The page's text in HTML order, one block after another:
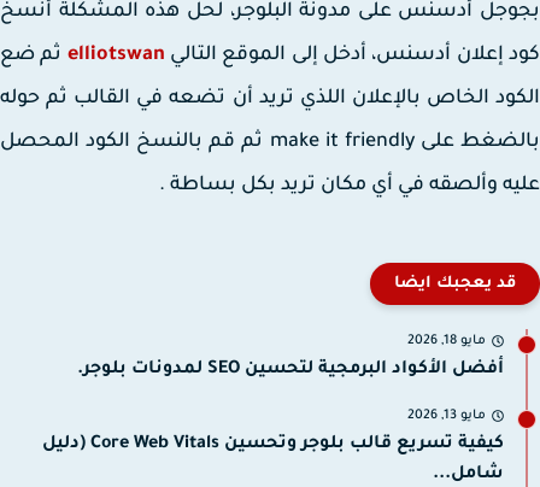
أدسنس على مدونة البلوجر، لحل هذه المشكلة أنسخ
إعلان أدسنس، أدخل إلى الموقع التاليelliotswanثم ضع
الخاص بالإعلان اللذي تريد أن تضعه في القالب ثم حوله
بالضغط على make it friendly ثم قم بالنسخ الكود المحصل
وألصقه في أي مكان تريد بكل بساطة .
قد يعجبك ايضا
مايو 18, 2026
أفضل الأكواد البرمجية لتحسين SEO لمدونات بلوجر.
مايو 13, 2026
كيفية تسريع قالب بلوجر وتحسين Core Web Vitals (دليل
شامل...